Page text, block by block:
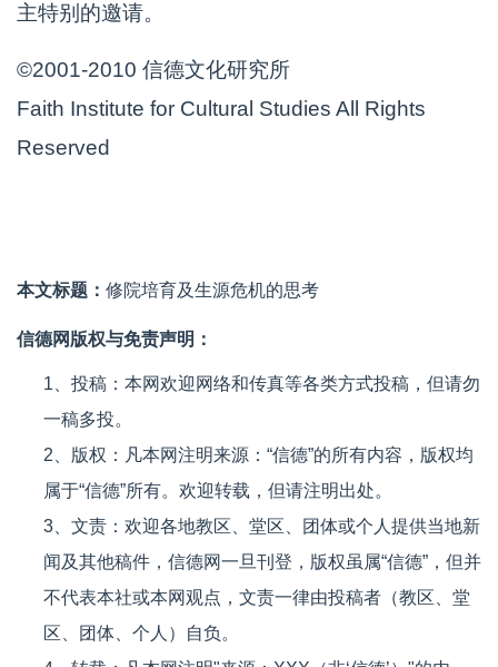
主特别的邀请。
©2001-2010 信德文化研究所
Faith Institute for Cultural Studies All Rights
Reserved
本文标题： 修院培育及生源危机的思考
信德网版权与免责声明：
1、投稿：本网欢迎网络和传真等各类方式投稿，但请勿
一稿多投。
2、版权：凡本网注明来源：“信德”的所有内容，版权均
属于“信德”所有。欢迎转载，但请注明出处。
3、文责：欢迎各地教区、堂区、团体或个人提供当地新
闻及其他稿件，信德网一旦刊登，版权虽属“信德”，但并
不代表本社或本网观点，文责一律由投稿者（教区、堂
区、团体、个人）自负。